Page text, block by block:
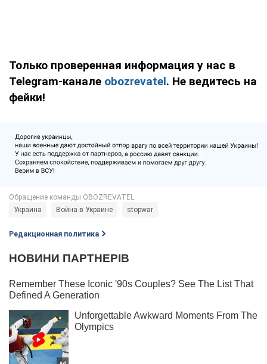
Только проверенная информация у нас в
Telegram-канале obozrevatel. Не ведитесь на
фейки!
Украина Война в Украине stopwar
Редакционная политика